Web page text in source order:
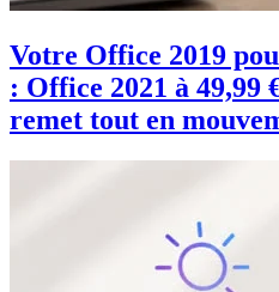
Votre Office 2019
: Office 2021 à 49,99
remet tout en